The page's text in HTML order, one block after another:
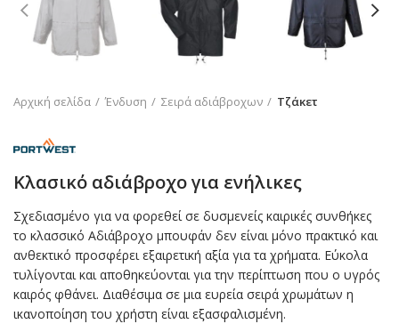
Αρχική σελίδα Ένδυση Σειρά αδιάβροχων Τζάκετ
Kλασικό αδιάβροχο για ενήλικες
Σχεδιασμένο για να φορεθεί σε δυσμενείς καιρικές συνθήκες
το κλασσικό Αδιάβροχο μπουφάν δεν είναι μόνο πρακτικό και
ανθεκτικό προσφέρει εξαιρετική αξία για τα χρήματα. Εύκολα
τυλίγονται και αποθηκεύονται για την περίπτωση που ο υγρός
καιρός φθάνει. Διαθέσιμα σε μια ευρεία σειρά χρωμάτων η
ικανοποίηση του χρήστη είναι εξασφαλισμένη.